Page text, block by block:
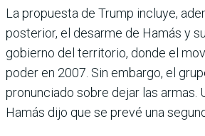
La propuesta de Trump incluye,
posterior, el desarme de Hamás y
gobierno del territorio, donde el
poder en 2007. Sin embargo, el
pronunciado sobre dejar las armas.
Hamás dijo que se prevé una